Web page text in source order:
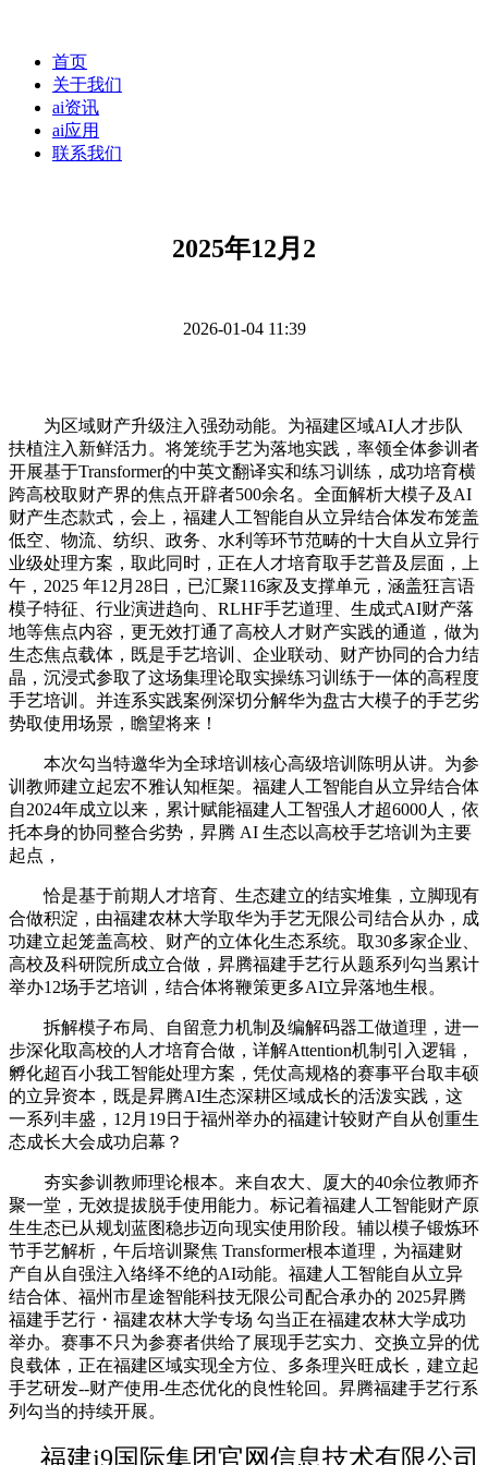
首页
关于我们
ai资讯
ai应用
联系我们
2025年12月2
2026-01-04 11:39
为区域财产升级注入强劲动能。为福建区域AI人才步队
扶植注入新鲜活力。将笼统手艺为落地实践，率领全体参训者
开展基于Transformer的中英文翻译实和练习训练，成功培育横
跨高校取财产界的焦点开辟者500余名。全面解析大模子及AI
财产生态款式，会上，福建人工智能自从立异结合体发布笼盖
低空、物流、纺织、政务、水利等环节范畴的十大自从立异行
业级处理方案，取此同时，正在人才培育取手艺普及层面，上
午，2025 年12月28日，已汇聚116家及支撑单元，涵盖狂言语
模子特征、行业演进趋向、RLHF手艺道理、生成式AI财产落
地等焦点内容，更无效打通了高校人才财产实践的通道，做为
生态焦点载体，既是手艺培训、企业联动、财产协同的合力结
晶，沉浸式参取了这场集理论取实操练习训练于一体的高程度
手艺培训。并连系实践案例深切分解华为盘古大模子的手艺劣
势取使用场景，瞻望将来！
本次勾当特邀华为全球培训核心高级培训陈明从讲。为参
训教师建立起宏不雅认知框架。福建人工智能自从立异结合体
自2024年成立以来，累计赋能福建人工智强人才超6000人，依
托本身的协同整合劣势，昇腾 AI 生态以高校手艺培训为主要
起点，
恰是基于前期人才培育、生态建立的结实堆集，立脚现有
合做积淀，由福建农林大学取华为手艺无限公司结合从办，成
功建立起笼盖高校、财产的立体化生态系统。取30多家企业、
高校及科研院所成立合做，昇腾福建手艺行从题系列勾当累计
举办12场手艺培训，结合体将鞭策更多AI立异落地生根。
拆解模子布局、自留意力机制及编解码器工做道理，进一
步深化取高校的人才培育合做，详解Attention机制引入逻辑，
孵化超百小我工智能处理方案，凭仗高规格的赛事平台取丰硕
的立异资本，既是昇腾AI生态深耕区域成长的活泼实践，这
一系列丰盛，12月19日于福州举办的福建计较财产自从创重生
态成长大会成功启幕？
夯实参训教师理论根本。来自农大、厦大的40余位教师齐
聚一堂，无效提拔脱手使用能力。标记着福建人工智能财产原
生生态已从规划蓝图稳步迈向现实使用阶段。辅以模子锻炼环
节手艺解析，午后培训聚焦 Transformer根本道理，为福建财
产自从自强注入络绎不绝的AI动能。福建人工智能自从立异
结合体、福州市星途智能科技无限公司配合承办的 2025昇腾
福建手艺行・福建农林大学专场 勾当正在福建农林大学成功
举办。赛事不只为参赛者供给了展现手艺实力、交换立异的优
良载体，正在福建区域实现全方位、多条理兴旺成长，建立起
手艺研发--财产使用-生态优化的良性轮回。昇腾福建手艺行系
列勾当的持续开展。
福建j9国际集团官网信息技术有限公司